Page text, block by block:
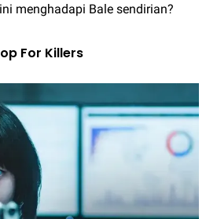
menghadapi Bale sendirian?
For Killers